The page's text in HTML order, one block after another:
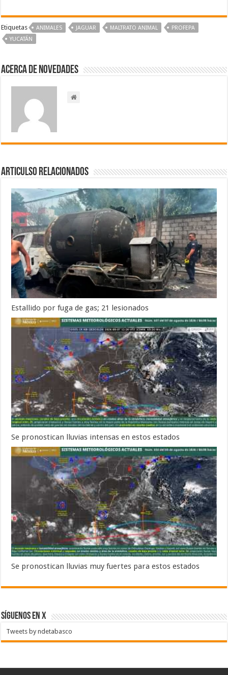
Etiquetas ANIMALES JAGUAR MALTRATO ANIMAL
PROFEPA
YUCATÁN
Acerca de NOVEDADES
Articulso Relacionados
Estallido por fuga de gas; 21 lesionados
Se pronostican lluvias intensas en estos estados
Se pronostican lluvias muy fuertes para estos estados
SÍGUENOS EN X
Tweets by ndetabasco